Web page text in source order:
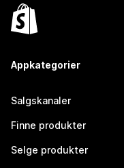
Appkategorier
Salgskanaler
Finne produkter
Selge produkter